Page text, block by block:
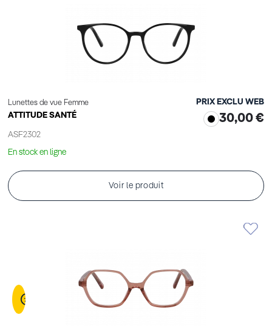
Lunettes de vue Femme
ATTITUDE SANTÉ
ASF2302
PRIX EXCLU WEB
30,00 €
En stock en ligne
Voir le produit